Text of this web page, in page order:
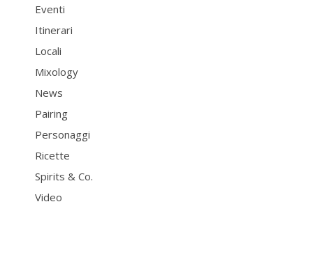
Eventi
Itinerari
Locali
Mixology
News
Pairing
Personaggi
Ricette
Spirits & Co.
Video